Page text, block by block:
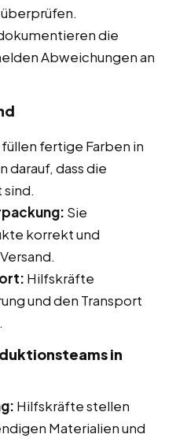
die
Abweichungen an
fertige Farben in
darauf, dass die
Sie
korrekt und
Hilfskräfte
und den Transport
in
Hilfskräfte stellen
Materialien und